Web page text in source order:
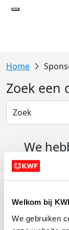
Welkom bij
We gebruiken
Zoek een
We